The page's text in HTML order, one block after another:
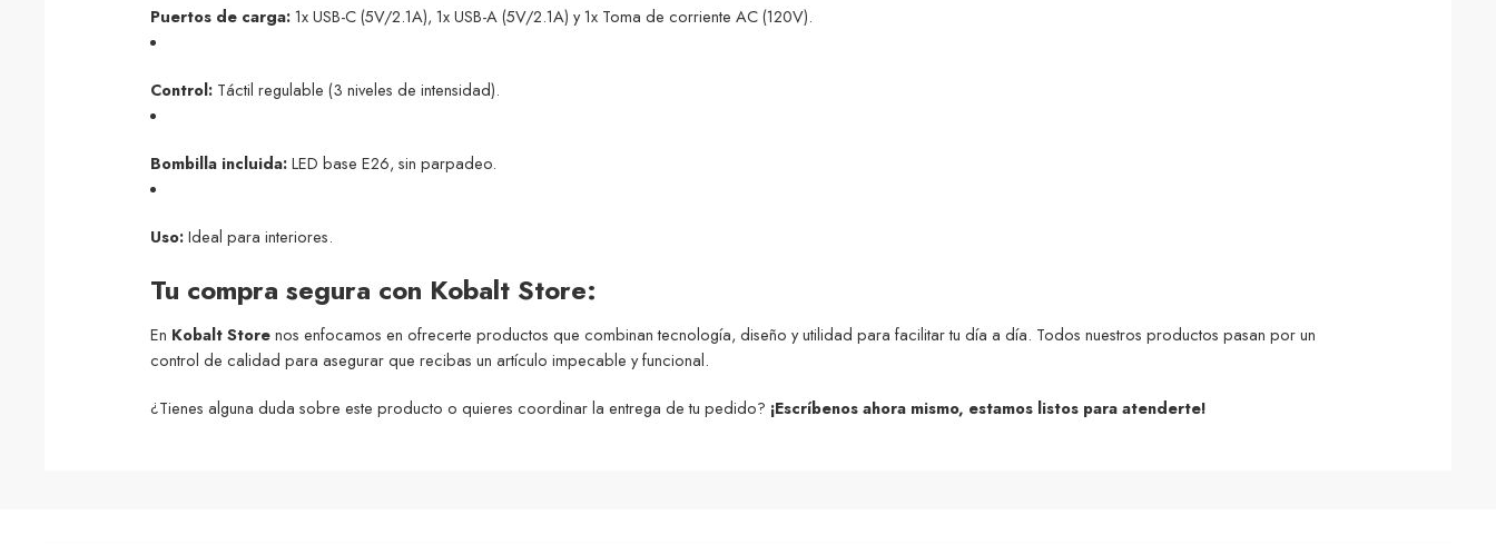
Puertos de carga:1x USB-C (5V/2.1A), 1x USB-A (5V/2.1A) y 1x Toma de corriente AC (120V).
Control: Táctil regulable (3 niveles de intensidad).
Bombilla incluida:LED base E26, sin parpadeo.
Uso:Ideal para interiores.
Tu compra segura con Kobalt Store:
En Kobalt Storenos enfocamos en ofrecerte productos que combinan tecnología, diseño y utilidad para facilitar tu día a día. Todos nuestros productos pasan por un
control de calidad para asegurar que recibas un artículo impecable y funcional.
¿Tienes alguna duda sobre este producto o quieres coordinar la entrega de tu pedido? ¡Escríbenos ahora mismo, estamos listos para atenderte!